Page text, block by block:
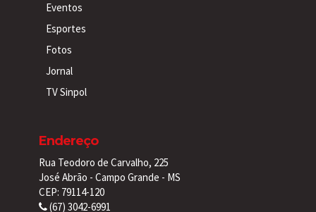
Eventos
Esportes
Fotos
Jornal
TV Sinpol
Endereço
Rua Teodoro de Carvalho, 225
José Abrão - Campo Grande - MS
CEP: 79114-120
(67) 3042-6991